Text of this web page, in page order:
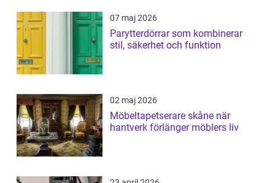
07 maj 2026
Parytterdörrar som kombinerar
stil, säkerhet och funktion
02 maj 2026
Möbeltapetserare skåne när
hantverk förlänger möblers liv